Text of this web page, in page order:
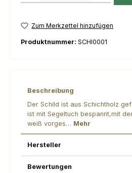
Zum Merkzettel hinzufügen
Produktnummer: SCHI0001
Beschreibung
Der Schild ist aus Schichtholz
ist mit Segeltuch bespannt,mit
weiß vorges… Mehr
Hersteller
Bewertungen